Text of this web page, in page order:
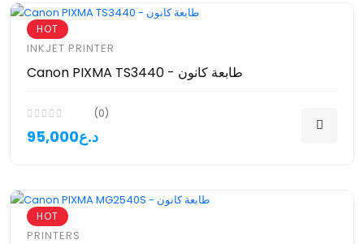
HOT
INKJET PRINTER
Canon PIXMA TS3440 - طابعة كانون
(0)
95,000د.ع
HOT
PRINTERS